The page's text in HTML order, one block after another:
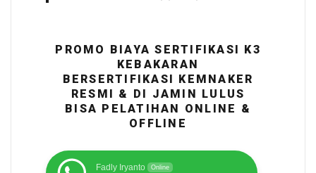
PROMO BIAYA SERTIFIKASI K3
KEBAKARAN
BERSERTIFIKASI KEMNAKER
RESMI & DI JAMIN LULUS
BISA PELATIHAN ONLINE &
OFFLINE
Fadly Iryanto Online